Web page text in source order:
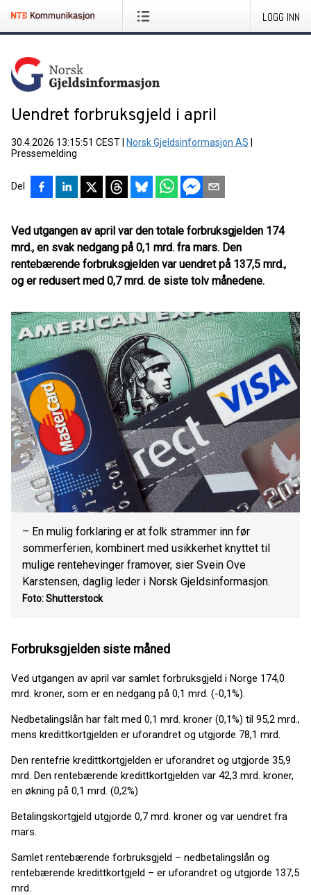
LOGG INN
Uendret forbruksgjeld i april
30.4.2026 13:15:51 CEST Norsk Gjeldsinformasjon AS
Pressemelding
Del
Ved utgangen av april var den totale forbruksgjelden 174
mrd., en svak nedgang på 0,1 mrd. fra mars. Den
rentebærende forbruksgjelden var uendret på 137,5 mrd.,
og er redusert med 0,7 mrd. de siste tolv månedene.
– En mulig forklaring er at folk strammer inn før
sommerferien, kombinert med usikkerhet knyttet til
mulige rentehevinger framover, sier Svein Ove
Karstensen, daglig leder i Norsk Gjeldsinformasjon.
Foto: Shutterstock
Forbruksgjelden siste måned
Ved utgangen av april var samlet forbruksgjeld i Norge 174,0
mrd. kroner, som er en nedgang på 0,1 mrd. (-0,1%).
Nedbetalingslån har falt med 0,1 mrd. kroner (0,1%) til 95,2 mrd.,
mens kredittkortgjelden er uforandret og utgjorde 78,1 mrd.
Den rentefrie kredittkortgjelden er uforandret og utgjorde 35,9
mrd. Den rentebærende kredittkortgjelden var 42,3 mrd. kroner,
en økning på 0,1 mrd. (0,2%)
Betalingskortgjeld utgjorde 0,7 mrd. kroner og var uendret fra
mars.
Samlet rentebærende forbruksgjeld – nedbetalingslån og
rentebærende kredittkortgjeld – er uforandret og utgjorde 137,5
mrd.